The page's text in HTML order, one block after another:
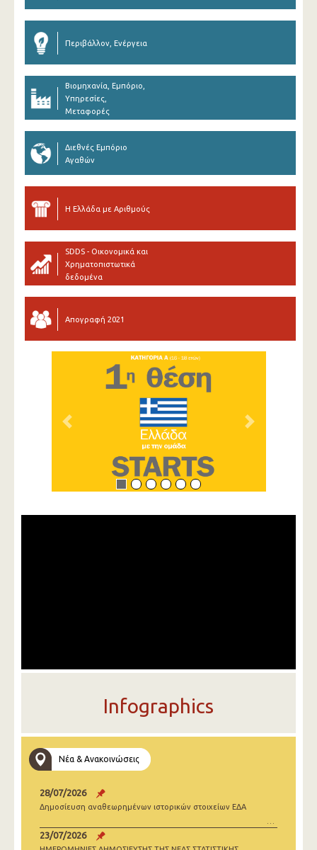
Περιβάλλον, Ενέργεια
Βιομηχανία, Εμπόριο,
Υπηρεσίες,
Μεταφορές
Διεθνές Εμπόριο
Αγαθών
Η Ελλάδα με Αριθμούς
SDDS - Οικονομικά και
Χρηματοπιστωτικά
δεδομένα
Απογραφή 2021
Previous Next
Infographics
Νέα & Ανακοινώσεις
28/07/2026
Δημοσίευση αναθεωρημένων ιστορικών στοιχείων ΕΔΑ
23/07/2026